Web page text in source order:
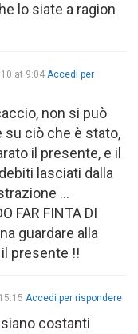
lo siate a ragion
at 9:04 Accedi per
non si può
su ciò che è stato,
il presente, e il
lasciati dalla
…
FAR FINTA DI
guardare alla
presente !!
Accedi per rispondere
costanti